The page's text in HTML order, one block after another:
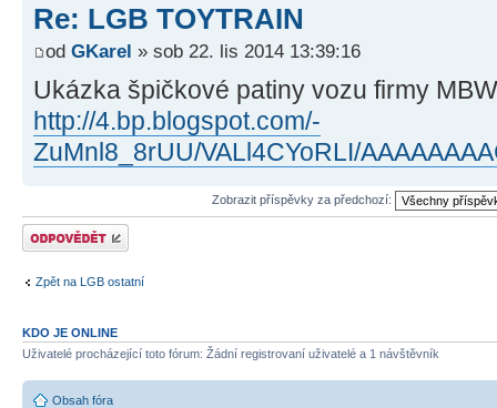
Re: LGB TOYTRAIN
od GKarel » sob 22. lis 2014 13:39:16
Ukázka špičkové patiny vozu firmy
http://4.bp.blogspot.com/-
ZuMnl8_8rUU/VALl4CYoRLI/
Zobrazit příspěvky za předchozí:
Odeslat odpověď
Zpět na LGB ostatní
KDO JE ONLINE
Uživatelé procházející toto fórum: Žádní registrovaní uživatelé a 1 návštěvník
Obsah fóra